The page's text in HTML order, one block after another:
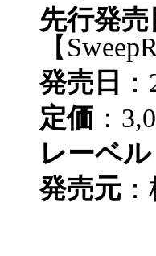
先行発売
【
発売日
定価 ：
レーベル
発売元